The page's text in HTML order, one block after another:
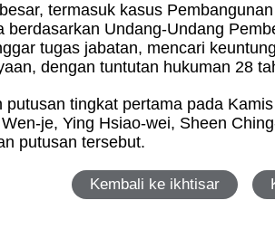
termasuk kasus
berdasarkan Undang-Undang
tugas jabatan, mencari
dengan tuntutan hukuman 28
tingkat pertama pada
je, Ying Hsiao-wei, Sheen
putusan tersebut.
Kembali ke ikhtisar